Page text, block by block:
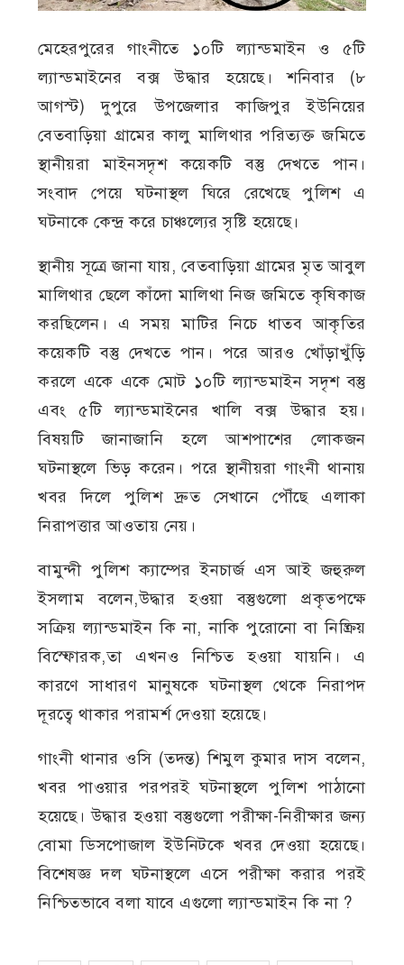
মেহেরপুরের গাংনীতে ১০টি ল্যান্ডমাইন ও ৫টি
ল্যান্ডমাইনের বক্স উদ্ধার হয়েছে। শনিবার (৮
আগস্ট) দুপুরে উপজেলার কাজিপুর ইউনিয়ের
বেতবাড়িয়া গ্রামের কালু মালিথার পরিত্যক্ত জমিতে
স্থানীয়রা মাইনসদৃশ কয়েকটি বস্তু দেখতে পান।
সংবাদ পেয়ে ঘটনাস্থল ঘিরে রেখেছে পুলিশ এ
ঘটনাকে কেন্দ্র করে চাঞ্চল্যের সৃষ্টি হয়েছে।
স্থানীয় সূত্রে জানা যায়, বেতবাড়িয়া গ্রামের মৃত আবুল
মালিথার ছেলে কাঁদো মালিথা নিজ জমিতে কৃষিকাজ
করছিলেন। এ সময় মাটির নিচে ধাতব আকৃতির
কয়েকটি বস্তু দেখতে পান। পরে আরও খোঁড়াখুঁড়ি
করলে একে একে মোট ১০টি ল্যান্ডমাইন সদৃশ বস্তু
এবং ৫টি ল্যান্ডমাইনের খালি বক্স উদ্ধার হয়।
বিষয়টি জানাজানি হলে আশপাশের লোকজন
ঘটনাস্থলে ভিড় করেন। পরে স্থানীয়রা গাংনী থানায়
খবর দিলে পুলিশ দ্রুত সেখানে পৌঁছে এলাকা
নিরাপত্তার আওতায় নেয়।
বামুন্দী পুলিশ ক্যাম্পের ইনচার্জ এস আই জহুরুল
ইসলাম বলেন,উদ্ধার হওয়া বস্তুগুলো প্রকৃতপক্ষে
সক্রিয় ল্যান্ডমাইন কি না, নাকি পুরোনো বা নিষ্ক্রিয়
বিস্ফোরক,তা এখনও নিশ্চিত হওয়া যায়নি। এ
কারণে সাধারণ মানুষকে ঘটনাস্থল থেকে নিরাপদ
দূরত্বে থাকার পরামর্শ দেওয়া হয়েছে।
গাংনী থানার ওসি (তদন্ত) শিমুল কুমার দাস বলেন,
খবর পাওয়ার পরপরই ঘটনাস্থলে পুলিশ পাঠানো
হয়েছে। উদ্ধার হওয়া বস্তুগুলো পরীক্ষা-নিরীক্ষার জন্য
বোমা ডিসপোজাল ইউনিটকে খবর দেওয়া হয়েছে।
বিশেষজ্ঞ দল ঘটনাস্থলে এসে পরীক্ষা করার পরই
নিশ্চিতভাবে বলা যাবে এগুলো ল্যান্ডমাইন কি না ?